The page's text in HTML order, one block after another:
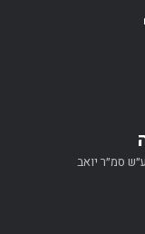
סמ״ר יואב